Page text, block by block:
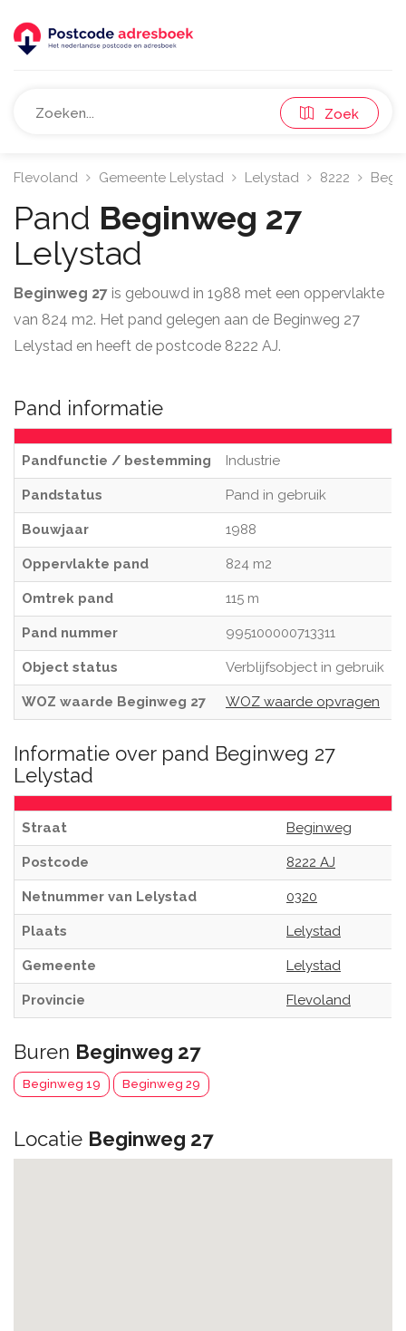
Zoek
Flevoland Gemeente Lelystad Lelystad 8222
Pand Beginweg 27
Lelystad
Beginweg 27 is gebouwd in 1988 met een oppervlakte
van 824 m2. Het pand gelegen aan de Beginweg 27
Lelystad en heeft de postcode 8222 AJ.
Pand informatie
Pandfunctie / bestemming Industrie
Pandstatus Pand in gebruik
Bouwjaar 1988
Oppervlakte pand 824 m2
Omtrek pand 115 m
Pand nummer 995100000713311
Object status Verblijfsobject in gebruik
WOZ waarde Beginweg 27 WOZ waarde opvragen
Informatie over pand Beginweg 27
Lelystad
Straat Beginweg
Postcode 8222 AJ
Netnummer van Lelystad 0320
Plaats Lelystad
Gemeente Lelystad
Provincie Flevoland
Buren Beginweg 27
Beginweg 19 Beginweg 29
Locatie Beginweg 27